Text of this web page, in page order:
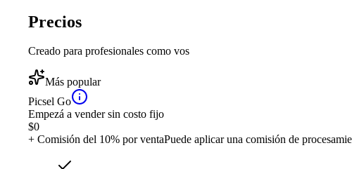
Precios
Creado para profesionales como vos
Más popular
Picsel Go
Empezá a vender sin costo fijo
$0
+ Comisión del 10% por ventaPuede aplicar una comisión de